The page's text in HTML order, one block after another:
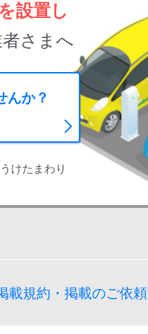
設置し
さまへ
んか？
けたまわり
載規約・掲載のご依頼